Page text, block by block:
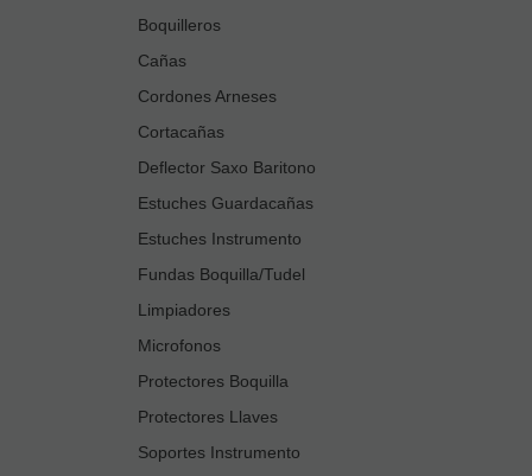
Boquilleros
Cañas
Cordones Arneses
Cortacañas
Deflector Saxo Baritono
Estuches Guardacañas
Estuches Instrumento
Fundas Boquilla/Tudel
Limpiadores
Microfonos
Protectores Boquilla
Protectores Llaves
Soportes Instrumento